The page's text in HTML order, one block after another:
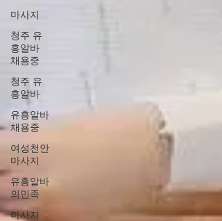
마사지
청주 유
흥알바
채용중
청주 유
흥알바
유흥알바
채용중
여성천안
마사지
유흥알바
의민족
마사지